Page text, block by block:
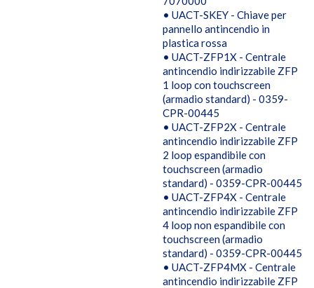
• UACT-SKEY - Chiave per
pannello antincendio in
plastica rossa
• UACT-ZFP1X - Centrale
antincendio indirizzabile ZFP
1 loop con touchscreen
(armadio standard) - 0359-
CPR-00445
• UACT-ZFP2X - Centrale
antincendio indirizzabile ZFP
2 loop espandibile con
touchscreen (armadio
standard) - 0359-CPR-00445
• UACT-ZFP4X - Centrale
antincendio indirizzabile ZFP
4 loop non espandibile con
touchscreen (armadio
standard) - 0359-CPR-00445
• UACT-ZFP4MX - Centrale
antincendio indirizzabile ZFP